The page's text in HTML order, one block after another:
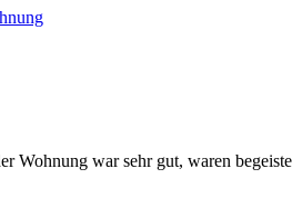
war sehr gut, waren